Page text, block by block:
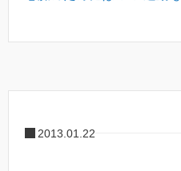
2013.01.22